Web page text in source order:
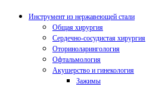
Инструмент из нержавеющей стали
Общая хирургия
Сердечно-сосудистая хирургия
Оториноларингология
Офтальмология
Акушерство и гинекология
Зажимы